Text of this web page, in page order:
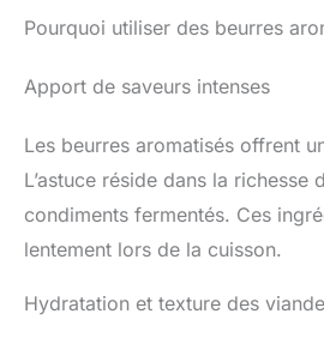
Pourquoi utiliser des beurres
Apport de saveurs intenses
Les beurres aromatisés offrent
L’astuce réside dans la
condiments fermentés. Ces
lentement lors de la cuisson.
Hydratation et texture des